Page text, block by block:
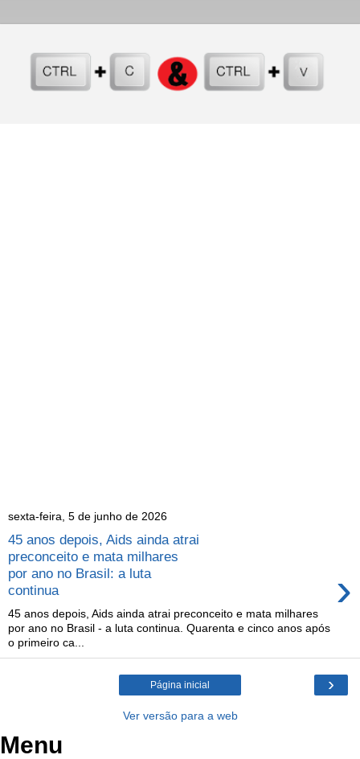
sexta-feira, 5 de junho de 2026
45 anos depois, Aids ainda atrai
preconceito e mata milhares
por ano no Brasil: a luta
continua
›
45 anos depois, Aids ainda atrai preconceito e mata milhares
por ano no Brasil - a luta continua. Quarenta e cinco anos após
o primeiro ca...
›
Página inicial
Ver versão para a web
Menu